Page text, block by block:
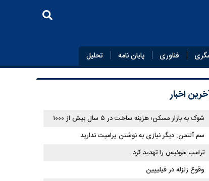
فناوری پایان‌ نامه تحلیل
اخبار
شوک به بازار مسکن؛ هزینه ساخت در ۵ سال بیش از ۱۰۰۰
درصد جهش کرد
سم آلتمن: دیگر نیازی به نوشتن پرامپت ندارید
ترامپ سوئیس را تهدید کرد
وقوع زلزله در فیلیپین